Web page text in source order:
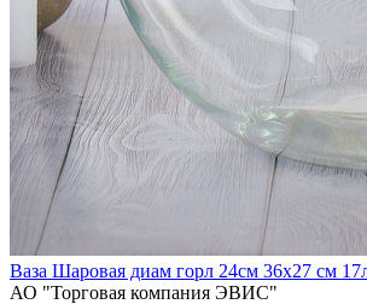
Ваза Шаровая диам горл 24см 36х27 см
АО "Торговая компания ЭВИС"